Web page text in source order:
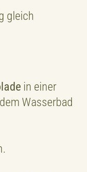
gleich
in einer
Wasserbad